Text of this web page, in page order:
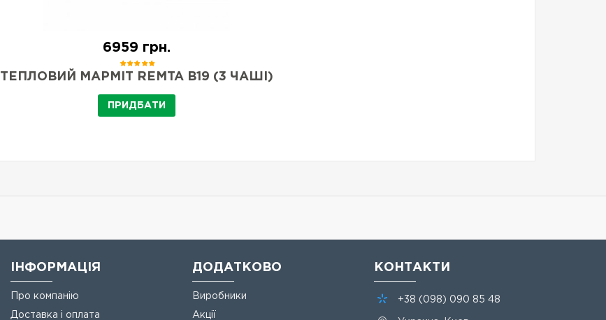
6959 грн.
ТЕПЛОВИЙ МАРМІТ REMTA B19 (3 ​​ЧАШІ)
ПРИДБАТИ
ІНФОРМАЦІЯ
Про компанію
Доставка і оплата
ДОДАТКОВО
Виробники
Акції
КОНТАКТИ
+38 (098) 090 85 48